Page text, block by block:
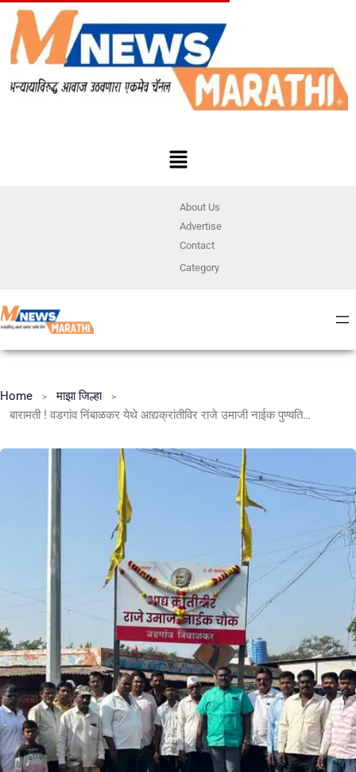
About Us
Advertise
Contact
Category
Home
माझा जिल्हा
बारामती ! वडगांव निंबाळकर येथे आद्यक्रांतीविर राजे उमाजी नाईक पुण्यतिथीनिमित्त अभिवादन.